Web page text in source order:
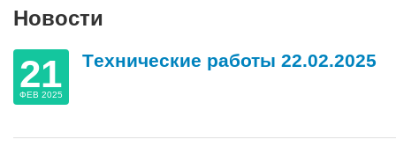
Новости
21
ФЕВ 2025
Tехнические работы 22.02.2025